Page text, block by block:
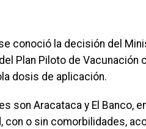
conoció la decisión del
Plan Piloto de
dosis de aplicación.
son Aracataca y El Banco,
con o sin comorbilidades,